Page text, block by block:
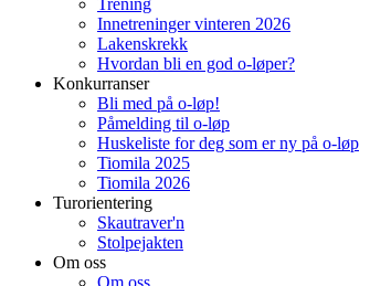
Trening
Innetreninger vinteren 2026
Lakenskrekk
Hvordan bli en god o-løper?
Konkurranser
Bli med på o-løp!
Påmelding til o-løp
Huskeliste for deg som er ny på o-løp
Tiomila 2025
Tiomila 2026
Turorientering
Skautraver'n
Stolpejakten
Om oss
Om oss